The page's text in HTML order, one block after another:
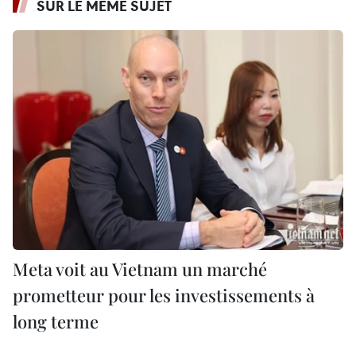
SUR LE MÊME SUJET
Meta voit au Vietnam un marché
prometteur pour les investissements à
long terme